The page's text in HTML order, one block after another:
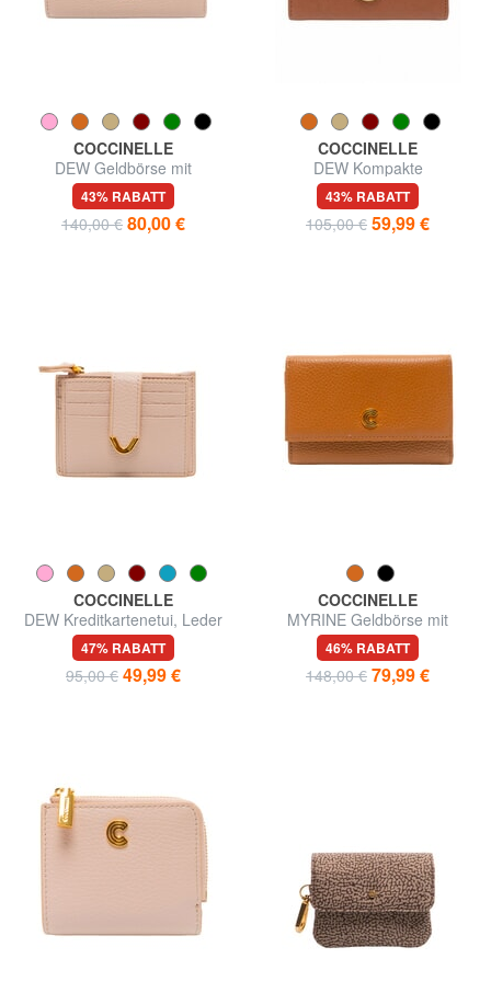
COCCINELLE
DEW Geldbörse mit
Münzfach, aus Leder
43% RABATT
140,00 € 80,00 €
COCCINELLE
DEW Kompakte
Ledergeldbörse
43% RABATT
105,00 € 59,99 €
COCCINELLE
DEW Kreditkartenetui, Leder
47% RABATT
95,00 € 49,99 €
COCCINELLE
MYRINE Geldbörse mit
Münzfach, aus Leder
46% RABATT
148,00 € 79,99 €